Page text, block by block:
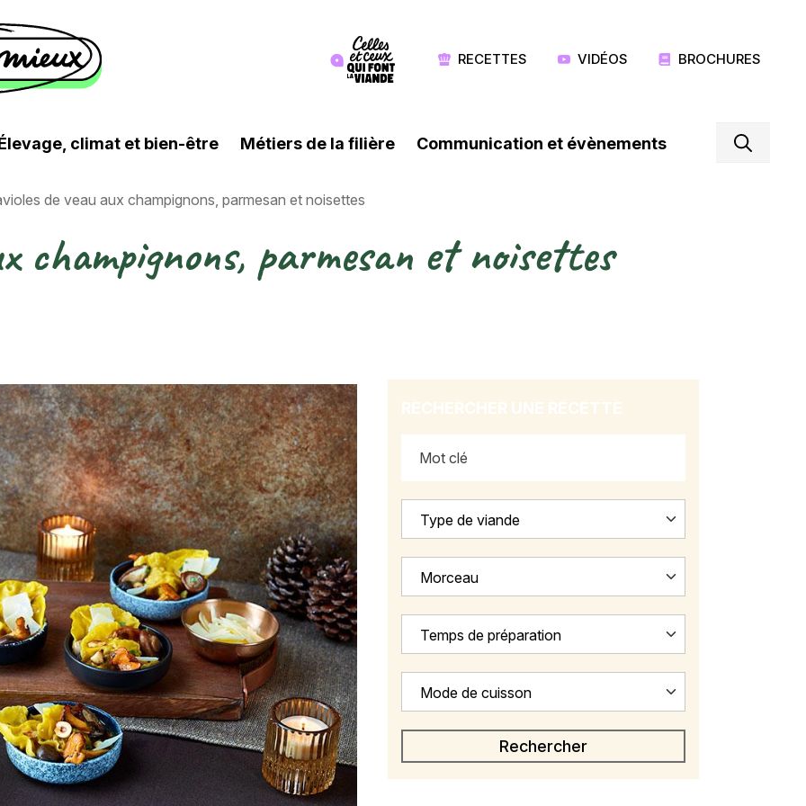
Image
RECETTES VIDÉOS BROCHURES
climat et bien-être Métiers de la filière Communication et évènements
de veau aux champignons, parmesan et noisettes
champignons, parmesan et noisettes
Type de viande
Morceau
Temps de préparation
Mode de cuisson